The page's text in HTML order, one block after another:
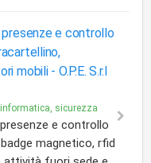
e controllo
mobili - O.P.E. S.r.l
sicurezza
e controllo
magnetico, rfid